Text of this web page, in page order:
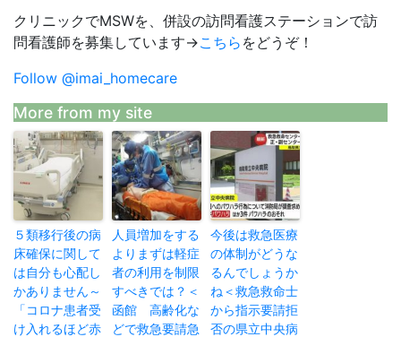
クリニックでMSWを、併設の訪問看護ステーションで訪
問看護師を募集しています→こちら をどうぞ！
Follow @imai_homecare
More from my site
５類移行後の病
床確保に関して
は自分も心配し
かありません～
「コロナ患者受
け入れるほど赤
人員増加をする
よりまずは軽症
者の利用を制限
すべきでは？＜
函館 高齢化な
どで救急要請急
今後は救急医療
の体制がどうな
るんでしょうか
ね＜救急救命士
から指示要請拒
否の県立中央病